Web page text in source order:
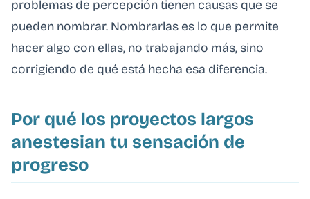
problemas de percepción tienen causas que se
pueden nombrar. Nombrarlas es lo que permite
hacer algo con ellas, no trabajando más, sino
corrigiendo de qué está hecha esa diferencia.
Por qué los proyectos largos
anestesian tu sensación de
progreso